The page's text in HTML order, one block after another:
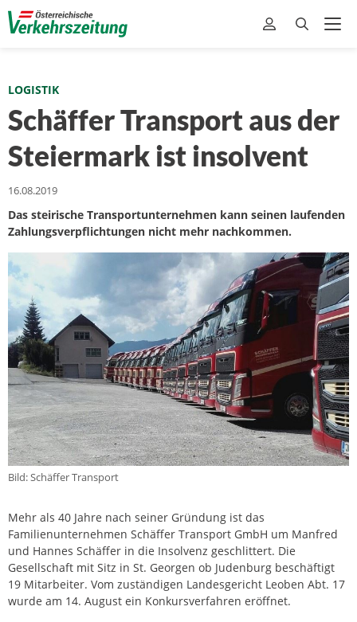
LOGISTIK
Schäffer Transport aus der
Steiermark ist insolvent
16.08.2019
Das steirische Transportunternehmen kann seinen laufenden
Zahlungsverpflichtungen nicht mehr nachkommen.
Bild: Schäffer Transport
Mehr als 40 Jahre nach seiner Gründung ist das
Familienunternehmen Schäffer Transport GmbH um Manfred
und Hannes Schäffer in die Insolvenz geschlittert. Die
Gesellschaft mit Sitz in St. Georgen ob Judenburg beschäftigt
19 Mitarbeiter. Vom zuständigen Landesgericht Leoben Abt. 17
wurde am 14. August ein Konkursverfahren eröffnet.